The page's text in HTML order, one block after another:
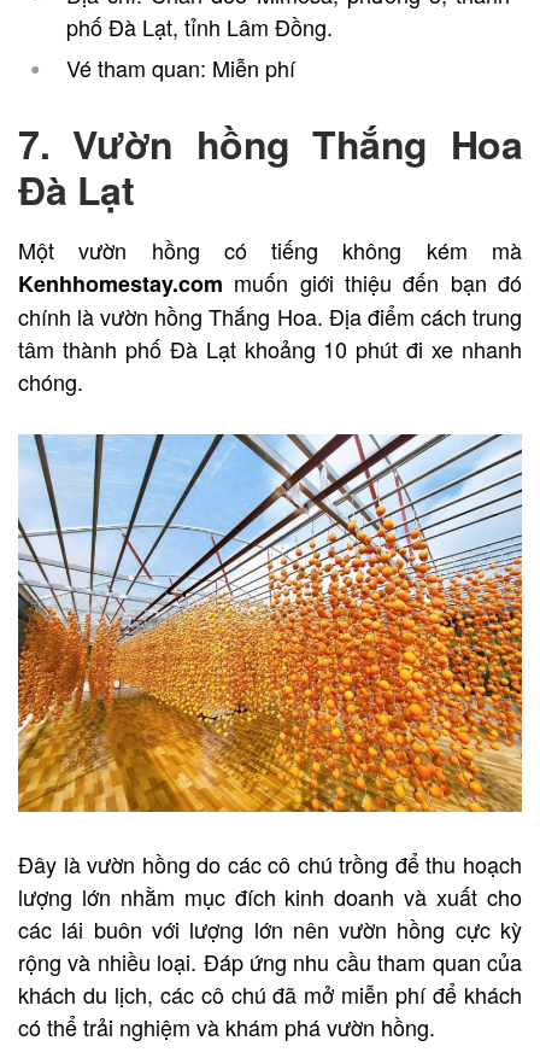
phố Đà Lạt, tỉnh Lâm Đồng.
Vé tham quan: Miễn phí
7. Vườn hồng Thắng Hoa
Đà Lạt
Một vườn hồng có tiếng không kém mà
Kenhhomestay.com muốn giới thiệu đến bạn đó
chính là vườn hồng Thắng Hoa. Địa điểm cách trung
tâm thành phố Đà Lạt khoảng 10 phút đi xe nhanh
chóng.
Đây là vườn hồng do các cô chú trồng để thu hoạch
lượng lớn nhằm mục đích kinh doanh và xuất cho
các lái buôn với lượng lớn nên vườn hồng cực kỳ
rộng và nhiều loại. Đáp ứng nhu cầu tham quan của
khách du lịch, các cô chú đã mở miễn phí để khách
có thể trải nghiệm và khám phá vườn hồng.